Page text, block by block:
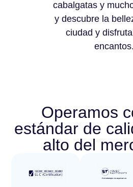
cabalgatas y
y descubre la
ciudad y
encantos.
Operamos
estándar de
alto del